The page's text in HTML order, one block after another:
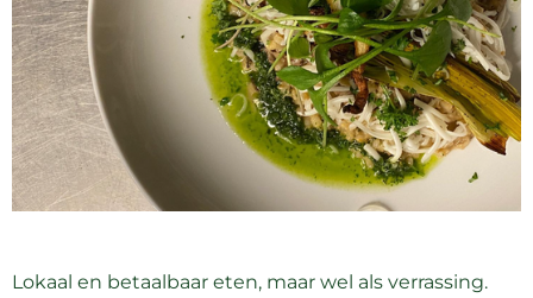
Lokaal en betaalbaar eten, maar wel als verrassing.